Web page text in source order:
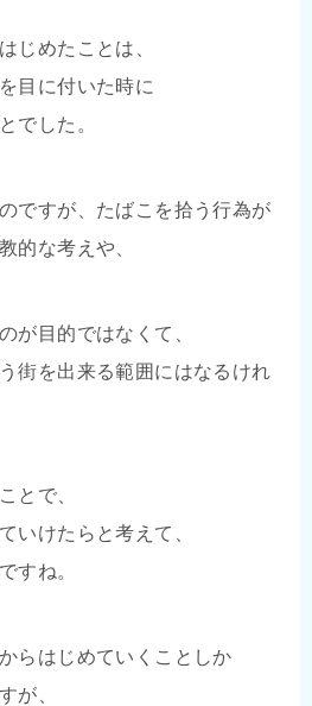
じめたことは、
目に付いた時に
でした。
ですが、たばこを拾う行為が
的な考えや、
が目的ではなくて、
街を出来る範囲にはなるけれ
とで、
いけたらと考えて、
すね。
らはじめていくことしか
が、